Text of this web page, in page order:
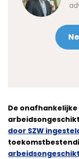
De
door SZW